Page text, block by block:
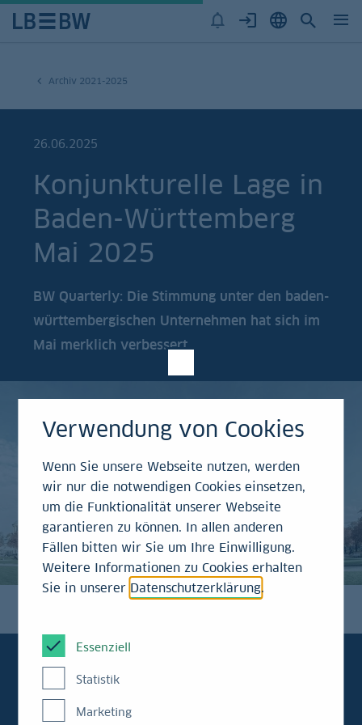
Archiv 2021-2025
26.06.2025
Konjunkturelle Lage in
Baden-Württemberg
Mai 2025
BW Quarterly: Die Stimmung unter den baden-
württembergischen Unternehmen hat sich im
Mai merklich verbessert.
Verwendung von Cookies
Wenn Sie unsere Webseite nutzen, werden
wir nur die notwendigen Cookies einsetzen,
um die Funktionalität unserer Webseite
garantieren zu können. In allen anderen
Fällen bitten wir Sie um Ihre Einwilligung.
Weitere Informationen zu Cookies erhalten
Sie in unserer Datenschutzerklärung.
Essenziell
Statistik
Marketing